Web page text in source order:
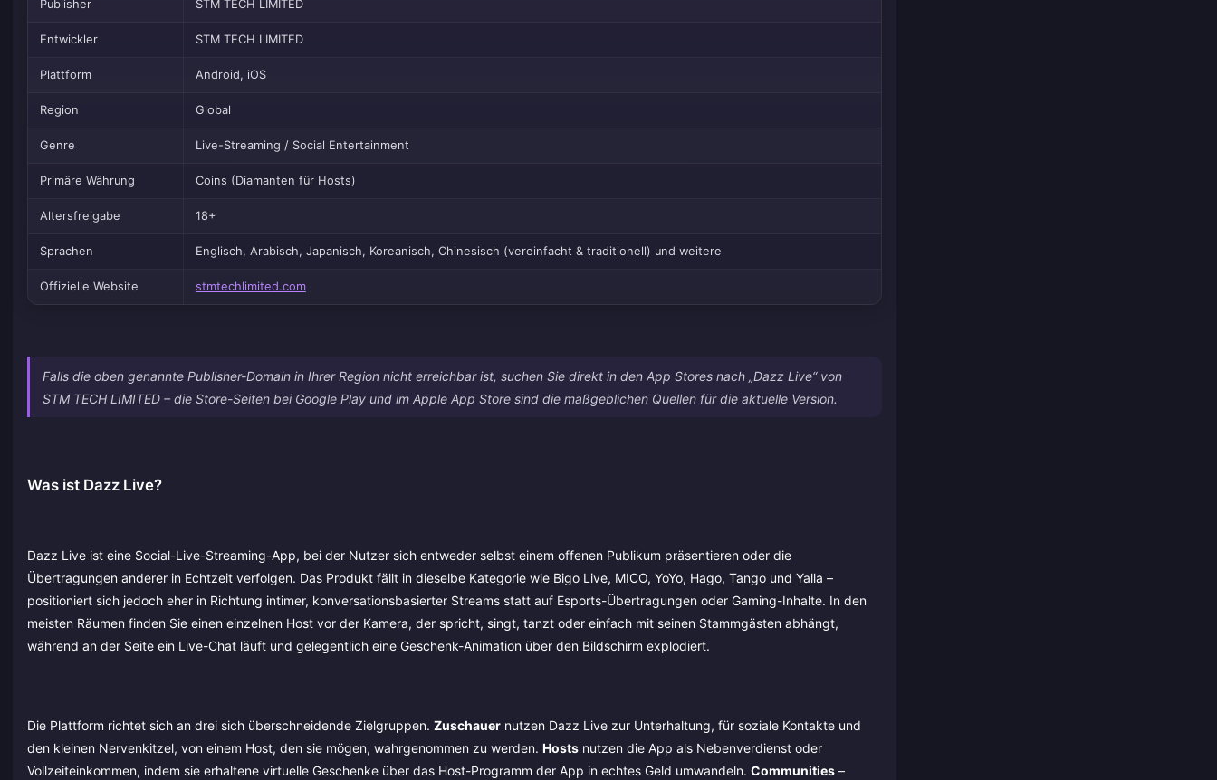
Publisher STM TECH LIMITED
Entwickler STM TECH LIMITED
Plattform Android, iOS
Region Global
Genre Live-Streaming / Social Entertainment
Primäre Währung Coins (Diamanten für Hosts)
Altersfreigabe 18+
Sprachen Englisch, Arabisch, Japanisch, Koreanisch, Chinesisch (vereinfacht & traditionell) und weitere
Offizielle Website stmtechlimited.com
Falls die oben genannte Publisher-Domain in Ihrer Region nicht erreichbar ist, suchen Sie direkt in den App Stores nach „Dazz Live“ von
STM TECH LIMITED – die Store-Seiten bei Google Play und im Apple App Store sind die maßgeblichen Quellen für die aktuelle Version.
Was ist Dazz Live?
Dazz Live ist eine Social-Live-Streaming-App, bei der Nutzer sich entweder selbst einem offenen Publikum präsentieren oder die
Übertragungen anderer in Echtzeit verfolgen. Das Produkt fällt in dieselbe Kategorie wie Bigo Live, MICO, YoYo, Hago, Tango und Yalla –
positioniert sich jedoch eher in Richtung intimer, konversationsbasierter Streams statt auf Esports-Übertragungen oder Gaming-Inhalte. In den
meisten Räumen finden Sie einen einzelnen Host vor der Kamera, der spricht, singt, tanzt oder einfach mit seinen Stammgästen abhängt,
während an der Seite ein Live-Chat läuft und gelegentlich eine Geschenk-Animation über den Bildschirm explodiert.
Die Plattform richtet sich an drei sich überschneidende Zielgruppen. Zuschauer nutzen Dazz Live zur Unterhaltung, für soziale Kontakte und
den kleinen Nervenkitzel, von einem Host, den sie mögen, wahrgenommen zu werden. Hosts nutzen die App als Nebenverdienst oder
Vollzeiteinkommen, indem sie erhaltene virtuelle Geschenke über das Host-Programm der App in echtes Geld umwandeln. Communities –